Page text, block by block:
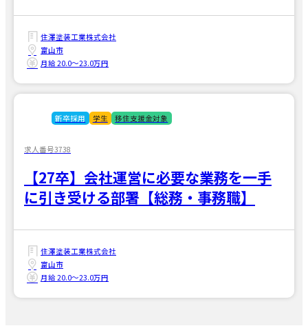
住澤塗装工業株式会社
富山市
月給 20.0〜23.0万円
新卒採用 学生 移住支援金対象
求人番号3738
【27卒】会社運営に必要な業務を一手
に引き受ける部署【総務・事務職】
住澤塗装工業株式会社
富山市
月給 20.0〜23.0万円